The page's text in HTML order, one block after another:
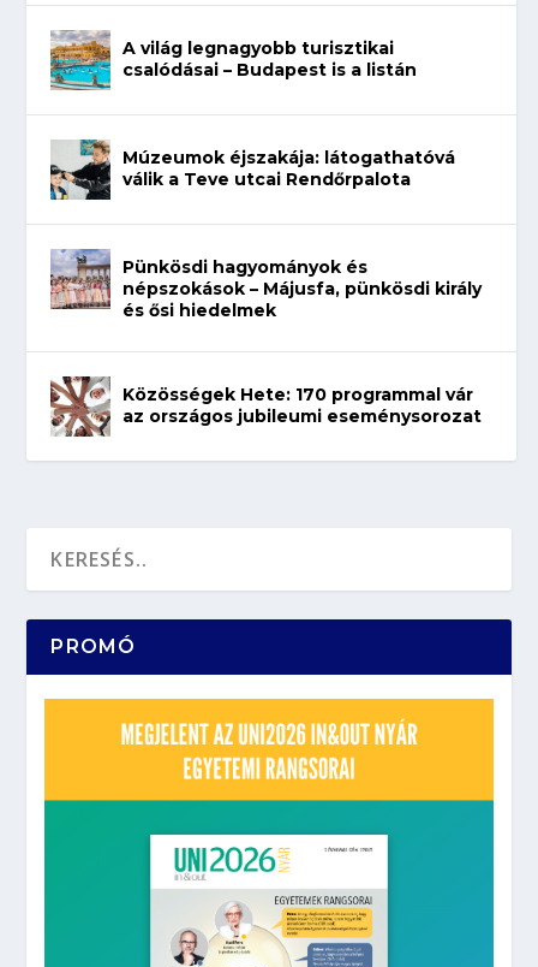
A világ legnagyobb turisztikai
csalódásai – Budapest is a listán
Múzeumok éjszakája: látogathatóvá
válik a Teve utcai Rendőrpalota
Pünkösdi hagyományok és
népszokások – Májusfa, pünkösdi király
és ősi hiedelmek
Közösségek Hete: 170 programmal vár
az országos jubileumi eseménysorozat
PROMÓ